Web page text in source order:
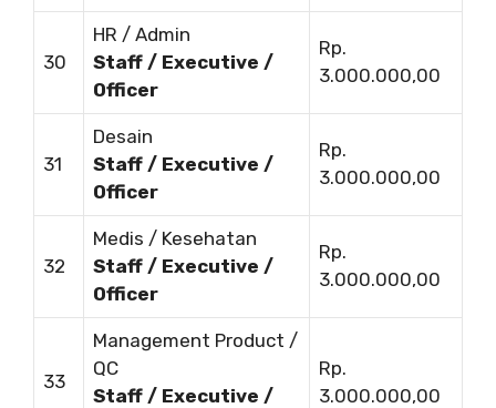
30
HR / Admin
Staff / Executive /
Officer
Rp.
3.000.000,00
31
Desain
Staff / Executive /
Officer
Rp.
3.000.000,00
32
Medis / Kesehatan
Staff / Executive /
Officer
Rp.
3.000.000,00
33
Management Product /
QC
Staff / Executive /
Rp.
3.000.000,00